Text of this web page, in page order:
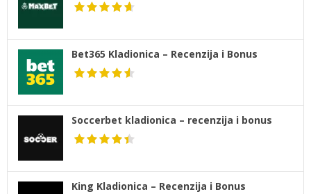
Bet365 Kladionica – Recenzija i Bonus
Soccerbet kladionica – recenzija i bonus
King Kladionica – Recenzija i Bonus